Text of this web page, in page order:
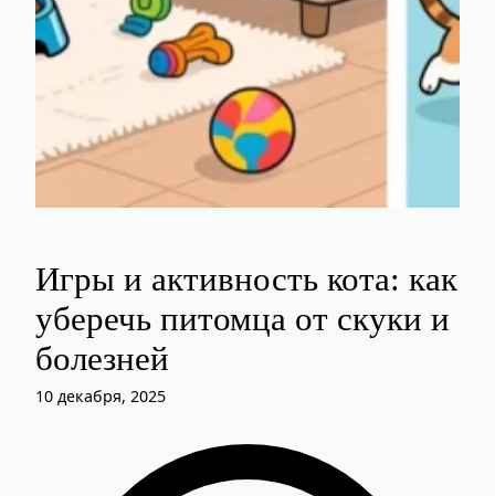
Игры и активность кота: как
уберечь питомца от скуки и
болезней
10 декабря, 2025